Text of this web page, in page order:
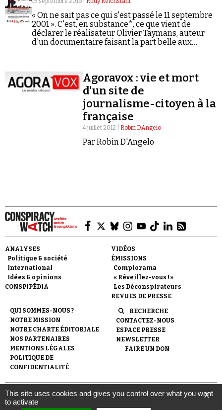
Pourquoi faut-il discréditer les gens sans avoir à
produire la démonstration ? Tu vas me dire que la
démonstration a déjà été faite mille fois, c'est ça ? »
« On ne sait pas ce qui s'est passé le 11 septembre
2001 ». C'est, en substance*, ce que vient de
déclarer le réalisateur Olivier Taymans, auteur
d'un documentaire faisant la part belle aux
Robert, à l'initiative des Amis du Monde
diplomatique et d'ATTAC, entre autres.
Agoravox : vie et mort
d'un site de
journalisme-citoyen à la
française
4 juillet 2012 | Robin DAngelo
Par Robin D'Angelo
ANALYSES
Politique & société
International
Idées & opinions
CONSPIPÉDIA
VIDÉOS
ÉMISSIONS
Complorama
« Réveillez-vous ! »
Les Déconspirateurs
REVUES DE PRESSE
QUI SOMMES-NOUS ?
NOTRE MISSION
NOTRE CHARTE ÉDITORIALE
NOS PARTENAIRES
MENTIONS LÉGALES
POLITIQUE DE
CONFIDENTIALITÉ
RECHERCHE
CONTACTEZ-NOUS
ESPACE PRESSE
NEWSLETTER
FAIRE UN DON
© 2007-2026Conspiracy Watch| Une réalisation de
l'Observatoire du conspirationnisme (association loi de 1901) avec
le soutien de la Fondation pour la Mémoire de la Shoah.
X
This site uses cookies and gives you control over what you want
to activate